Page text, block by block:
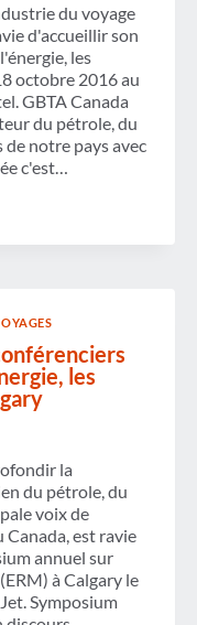
du voyage
d'accueillir son
les
octobre 2016 au
GBTA Canada
du pétrole, du
de notre pays avec
c'est…
les
la
du pétrole, du
voix de
est ravie
annuel sur
à Calgary le
Symposium